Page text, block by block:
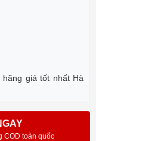
giá tốt nhất Hà
COD toàn quốc